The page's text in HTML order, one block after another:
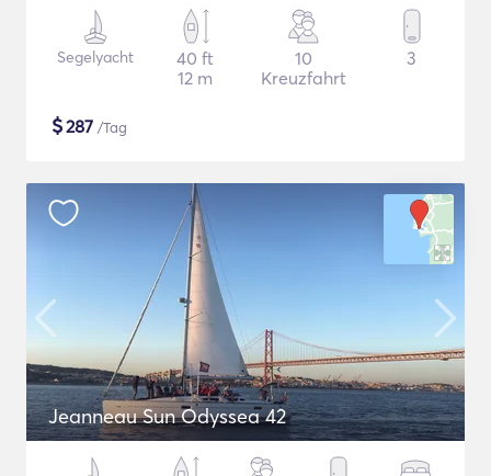
Segelyacht
40 ft
12 m
10
Kreuzfahrt
3
$287 /Tag
Jeanneau Sun Odyssea 42